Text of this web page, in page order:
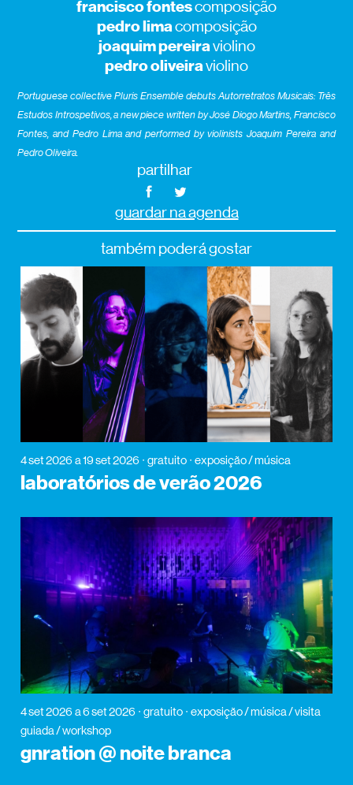
francisco fontescomposição
pedro limacomposição
joaquim pereiraviolino
pedro oliveiraviolino
Portuguese collective Pluris Ensemble debuts Autorretratos Musicais: Três
Estudos Introspetivos, a new piece written by José Diogo Martins, Francisco
Fontes, and Pedro Lima and performed by violinists Joaquim Pereira and
Pedro Oliveira.
partilhar
guardar na agenda
também poderá gostar
4 set 2026 a 19 set 2026 gratuito exposição / música
laboratórios de verão 2026
4 set 2026 a 6 set 2026 gratuito
exposição / música / visita
guiada / workshop
gnration @ noite branca